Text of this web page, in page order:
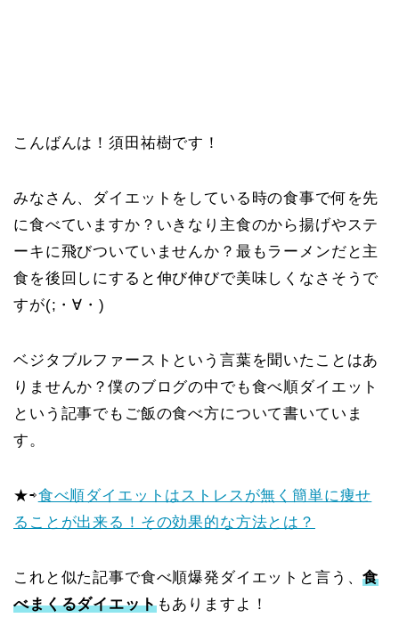
こんばんは！須田祐樹です！
みなさん、ダイエットをしている時の食事で何を先
に食べていますか？いきなり主食のから揚げやステ
ーキに飛びついていませんか？最もラーメンだと主
食を後回しにすると伸び伸びで美味しくなさそうで
すが(;・∀・)
ベジタブルファーストという言葉を聞いたことはあ
りませんか？僕のブログの中でも食べ順ダイエット
という記事でもご飯の食べ方について書いていま
す。
★⇨食べ順ダイエットはストレスが無く簡単に痩せ
ることが出来る！その効果的な方法とは？
これと似た記事で食べ順爆発ダイエットと言う、食
べまくるダイエットもありますよ！